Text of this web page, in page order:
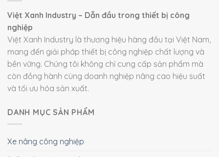
Việt Xanh Industry – Dẫn đầu trong thiết bị công
nghiệp
Việt Xanh Industry là thương hiệu hàng đầu tại Việt Nam,
mang đến giải pháp thiết bị công nghiệp chất lượng và
bền vững. Chúng tôi không chỉ cung cấp sản phẩm mà
còn đồng hành cùng doanh nghiệp nâng cao hiệu suất
và tối ưu hóa sản xuất.
DANH MỤC SẢN PHẨM
Xe nâng công nghiệp